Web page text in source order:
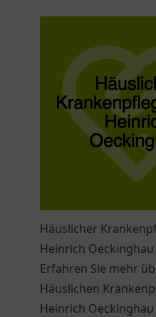
Häuslicher
Heinrich Oeckinghau
Erfahren Sie mehr
Häuslichen
Heinrich